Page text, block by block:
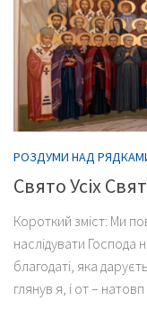
РОЗДУМИ НАД
Свято Усіх
Короткий зміст: Ми
наслідувати Господа
благодаті, яка
глянув я, і от –